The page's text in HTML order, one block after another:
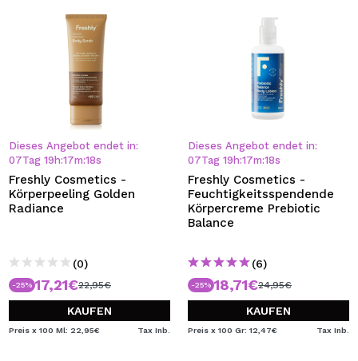
Dieses Angebot endet in:
07Tag 19 h:17m:18s
Freshly Cosmetics -
Körperpeeling Golden
Radiance
(0)
-25% 17,21€22,95€
KAUFEN
Preis x 100 Ml: 22,95€ Tax Inb.
Dieses Angebot endet in:
07Tag 19 h:17m:18s
Freshly Cosmetics -
Feuchtigkeitsspendende
Körpercreme Prebiotic
Balance
(6)
-25% 18,71€24,95€
KAUFEN
Preis x 100 Gr: 12,47€ Tax Inb.